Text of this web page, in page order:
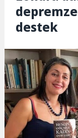
destek